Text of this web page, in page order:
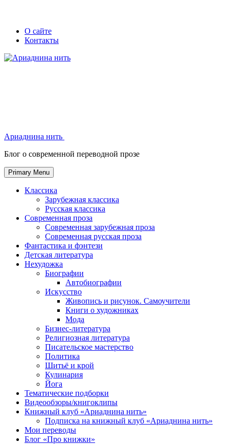
Skip
Secondary
left
navigation
Secondary
right
navigation
О сайте
Контакты
Ариаднина нить
Блог о современной переводной прозе
Primary Menu
Классика
Зарубежная классика
Русская классика
Современная проза
Современная зарубежная проза
Современная русская проза
Фантастика и фэнтези
Детская литература
Нехудожка
Биографии
Автобиографии
Искусство
Живопись и рисунок. Самоучители
Книги о художниках
Мода
Бизнес-литература
Религиозная литература
Писательское мастерство
Политика
Шитьё и крой
Кулинария
Йога
Тематические подборки
Видеообзоры/книгоклипы
Книжный клуб «Ариаднина нить»
Подписка на книжный клуб «Ариаднина нить»
Мои переводы
Блог «Про книжки»